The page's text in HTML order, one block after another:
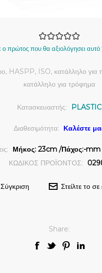
ο πρώτος που θα αξιολόγησει αυτό
HASPP, ISO, κατάλληλο για
κατάλληλο για τρόφημα
Κατασκευαστής: PLASTIC
Διαθεσιμότητα: Καλέστε
Μήκος: 23cm /Πάχος:-
ΚΩΔΙΚΟΣ ΠΡΟΪΟΝΤΟΣ:
Σύγκριση Στείλτε το
Share: